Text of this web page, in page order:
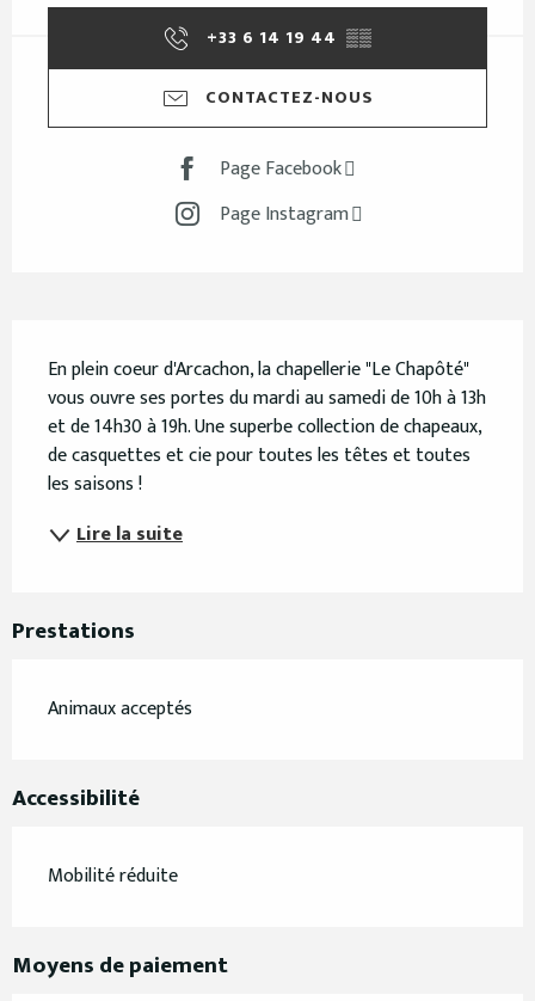
+33 6 14 19 44 ▒▒
CONTACTEZ-NOUS
Page Facebook
Page Instagram
En plein coeur d'Arcachon, la chapellerie "Le Chapôté"
vous ouvre ses portes du mardi au samedi de 10h à 13h
et de 14h30 à 19h. Une superbe collection de chapeaux,
de casquettes et cie pour toutes les têtes et toutes
les saisons !
Lire la suite
Prestations
Animaux acceptés
Accessibilité
Mobilité réduite
Moyens de paiement